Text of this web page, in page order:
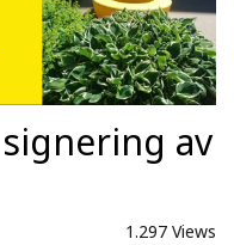
av
1.297 Views